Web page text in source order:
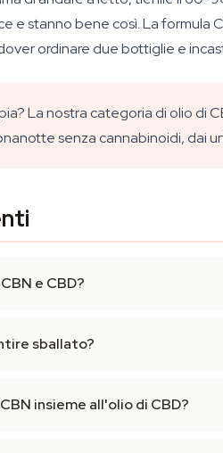
e stanno bene così. La formula
ordinare due bottiglie e
La nostra categoria di olio di
senza cannabinoidi, dai
e CBD?
sballato?
insieme all'olio di CBD?